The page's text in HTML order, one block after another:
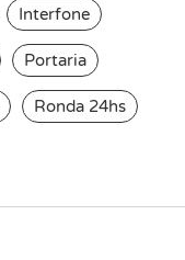
Interfone
Portaria
Ronda 24hs